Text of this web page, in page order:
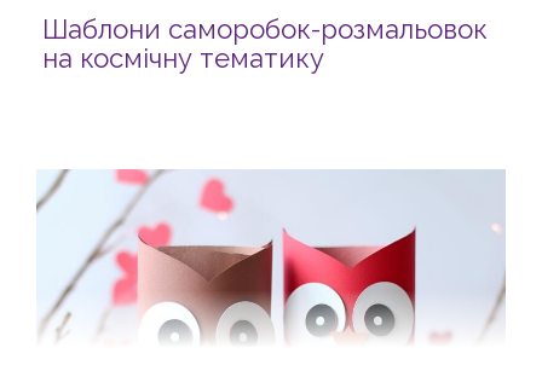
Шаблони саморобок-розмальовок
на космічну тематику